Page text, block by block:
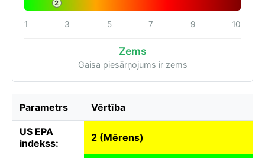
2
1 3 5 7 9 10
Zems
Gaisa piesārņojums ir zems
Parametrs Vērtība
US EPA
indekss:
2 (Mērens)